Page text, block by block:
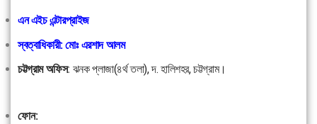
এন এইচ এন্টারপ্রাইজ
স্বত্বাধিকারী: মোঃ এরশাদ আলম
চট্টগ্রাম অফিস: ঝনক প্লাজা(৪র্থ তলা), দ. হালিশহর, চট্টগ্রাম।
ফোন: